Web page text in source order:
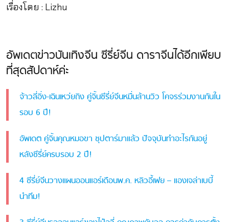
เรื่องโดย : Lizhu
อัพเดตข่าวบันเทิงจีน ซีรี่ย์จีน ดาราจีนได้อีกเพียบ
ที่สุดสัปดาห์ค่ะ
จ้าวลี่อิ่ง-เฉินเหว่ยถิง คู่จิ้นซีรี่ย์จีนหมื่นล้านวิว โคจรร่วมงานกันใน
รอบ 6 ปี!
อัพเดต คู่จิ้นคุณหมอขา ซุปตาร์มาแล้ว ปัจจุบันทำอะไรกันอยู่
หลังซีรี่ย์ครบรอบ 2 ปี!
4 ซีรี่ย์จีนวางแผนออนแอร์เดือนพ.ค. หลิวอี้เฟย – แองเจล่าเบบี้
นำทีม!